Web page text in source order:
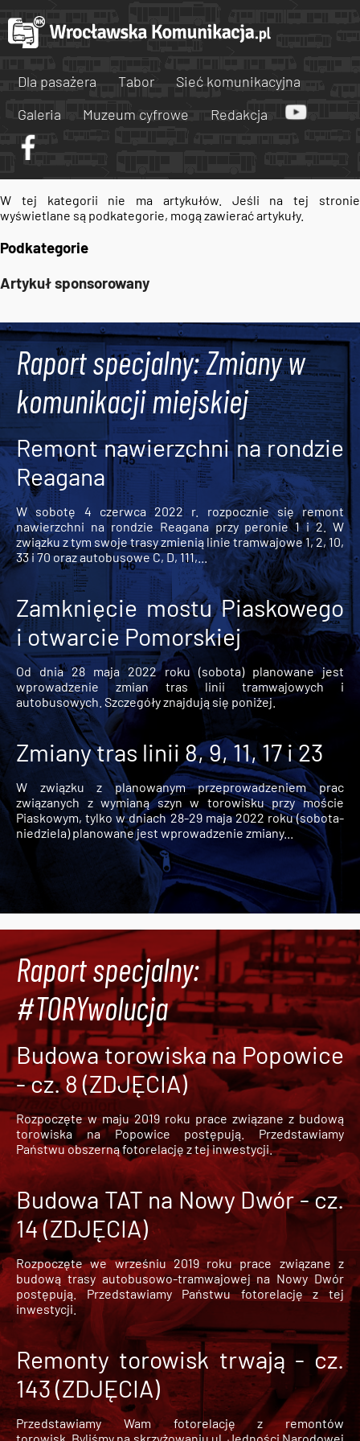
Dla pasażera Tabor
Sieć komunikacyjna
Galeria
Muzeum cyfrowe Redakcja
W tej kategorii nie ma artykułów. Jeśli na tej stronie
wyświetlane są podkategorie, mogą zawierać artykuły.
Podkategorie
Artykuł sponsorowany
Raport specjalny: Zmiany w
komunikacji miejskiej
Remont nawierzchni na rondzie
Reagana
W sobotę 4 czerwca 2022 r. rozpocznie się remont
nawierzchni na rondzie Reagana przy peronie 1 i 2. W
związku z tym swoje trasy zmienią linie tramwajowe 1, 2, 10,
33 i 70 oraz autobusowe C, D, 111,...
Zamknięcie mostu Piaskowego
i otwarcie Pomorskiej
Od dnia 28 maja 2022 roku (sobota) planowane jest
wprowadzenie zmian tras linii tramwajowych i
autobusowych. Szczegóły znajdują się poniżej.
Zmiany tras linii 8, 9, 11, 17 i 23
W związku z planowanym przeprowadzeniem prac
związanych z wymianą szyn w torowisku przy moście
Piaskowym, tylko w dniach 28-29 maja 2022 roku (sobota-
niedziela) planowane jest wprowadzenie zmiany...
Raport specjalny:
#TORYwolucja
Budowa torowiska na Popowice
- cz. 8 (ZDJĘCIA)
Rozpoczęte w maju 2019 roku prace związane z budową
torowiska na Popowice
postępują. Przedstawiamy
Państwu obszerną fotorelację z tej inwestycji.
Budowa TAT na Nowy Dwór - cz.
14 (ZDJĘCIA)
Rozpoczęte we wrześniu 2019 roku prace związane z
budową trasy autobusowo-tramwajowej na Nowy Dwór
postępują. Przedstawiamy Państwu fotorelację z tej
inwestycji.
Remonty torowisk trwają - cz.
143 (ZDJĘCIA)
Przedstawiamy Wam fotorelację z remontów